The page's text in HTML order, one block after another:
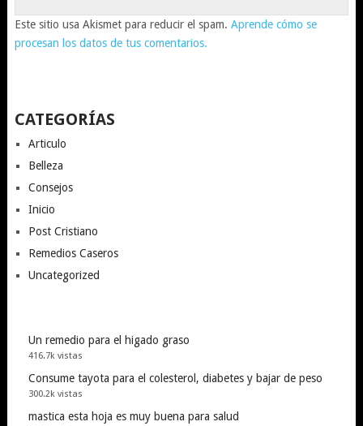
Este sitio usa Akismet para reducir el spam. Aprende cómo se
procesan los datos de tus comentarios.
CATEGORÍAS
Articulo
Belleza
Consejos
Inicio
Post Cristiano
Remedios Caseros
Uncategorized
Un remedio para el higado graso
416.7k vistas
Consume tayota para el colesterol, diabetes y bajar de peso
300.2k vistas
mastica esta hoja es muy buena para salud